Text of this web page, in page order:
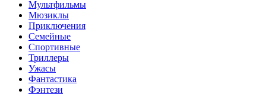
Мультфильмы
Мюзиклы
Приключения
Семейные
Спортивные
Триллеры
Ужасы
Фантастика
Фэнтези